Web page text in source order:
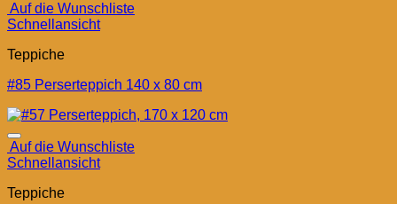
Auf die Wunschliste
Schnellansicht
Teppiche
#85 Perserteppich 140 x 80 cm
Auf die Wunschliste
Schnellansicht
Teppiche